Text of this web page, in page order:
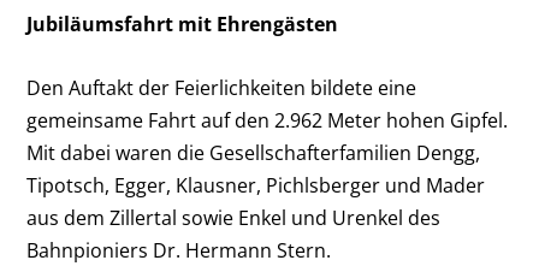
Jubiläumsfahrt mit Ehrengästen
Den Auftakt der Feierlichkeiten bildete eine
gemeinsame Fahrt auf den 2.962 Meter hohen Gipfel.
Mit dabei waren die Gesellschafterfamilien Dengg,
Tipotsch, Egger, Klausner, Pichlsberger und Mader
aus dem Zillertal sowie Enkel und Urenkel des
Bahnpioniers Dr. Hermann Stern.